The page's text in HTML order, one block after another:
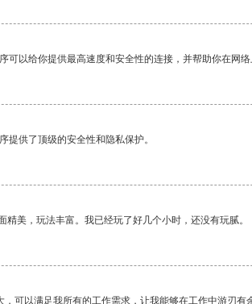
可以给你提供最高速度和安全性的连接，并帮助你在网络
提供了顶级的安全性和隐私保护。
精美，玩法丰富。我已经玩了好几个小时，还没有玩腻。
可以满足我所有的工作需求，让我能够在工作中游刃有